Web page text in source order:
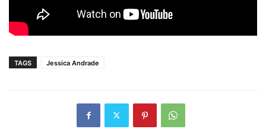
TAGS Jessica Andrade